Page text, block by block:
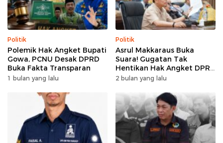
Politik
Polemik Hak Angket Bupati
Gowa, PCNU Desak DPRD
Buka Fakta Transparan
1 bulan yang lalu
Politik
Asrul Makkaraus Buka
Suara! Gugatan Tak
Hentikan Hak Angket DPRD
Gowa
2 bulan yang lalu